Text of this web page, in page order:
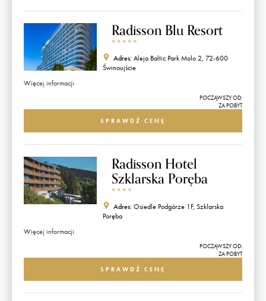
Radisson Blu Resort
* * * * *
Adres: Aleja Baltic Park Molo 2, 72-600
Świnoujście
Więcej informacji
POCZĄWSZY OD:
ZA POBYT
SPRAWDŹ CENĘ
Radisson Hotel
Szklarska Poręba
* * * *
Adres: Osiedle Podgórze 1F, Szklarska
Poręba
Więcej informacji
POCZĄWSZY OD:
ZA POBYT
SPRAWDŹ CENĘ